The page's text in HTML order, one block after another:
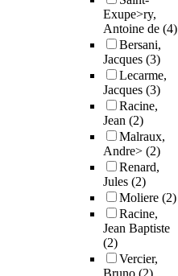
Exupe>ry,
Antoine de (4)
Bersani,
Jacques (3)
Lecarme,
Jacques (3)
Racine,
Jean (2)
Malraux,
Andre> (2)
Renard,
Jules (2)
Moliere (2)
Racine,
Jean Baptiste
(2)
Vercier,